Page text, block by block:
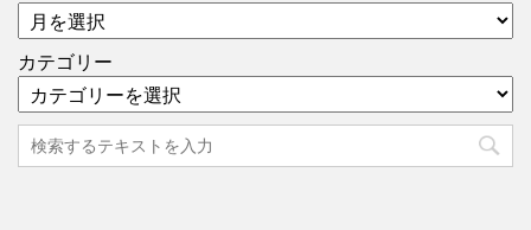
カテゴリー